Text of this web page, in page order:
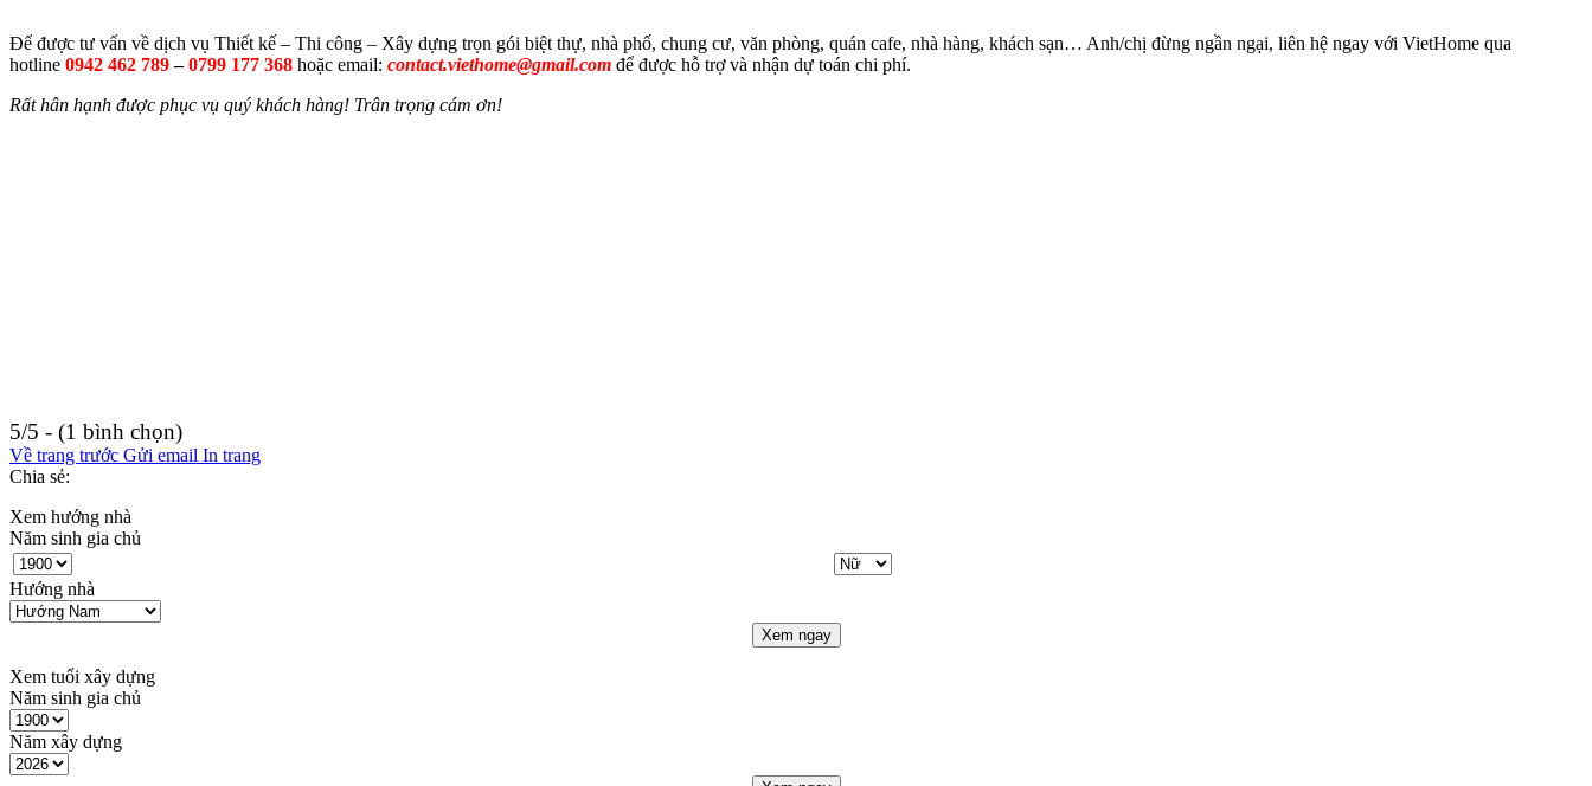
Để được tư vấn về dịch vụ Thiết kế – Thi công – Xây dựng trọn gói biệt thự, nhà phố, chung cư, văn phòng, quán cafe, nhà hàng, khách sạn… Anh/chị đừng ngần ngại, liên hệ ngay với VietHome qua
hotline 0942 462 789–0799 177 368 hoặc email: contact.viethome@gmail.com để được hỗ trợ và nhận dự toán chi phí.
Rất hân hạnh được phục vụ quý khách hàng! Trân trọng cám ơn!
5/5 - (1 bình chọn)
Về trang trước Gửi email In trang
Chia sẻ:
Xem hướng nhà
Năm sinh gia chủ
Hướng nhà
Xem ngay
Xem tuổi xây dựng
Năm sinh gia chủ
Năm xây dựng